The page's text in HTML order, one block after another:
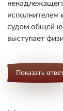
исполнителем
судом общей
выступает
Показать